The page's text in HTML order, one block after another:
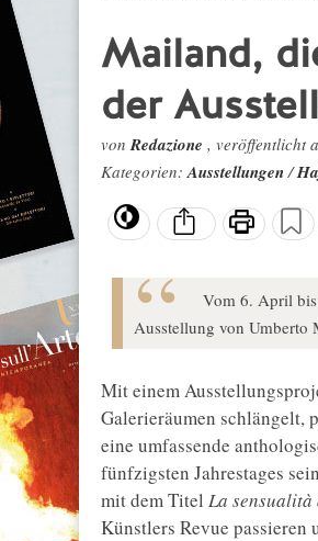
Mailand,
der
vonRedazione , veröffentlicht
Kategorien:Ausstellungen/
Vom 6. April
Ausstellung von Umberto
Mit einem
Galerieräumen schlängelt,
eine umfassende
fünfzigsten Jahrestages
mit dem Titel La
Künstlers Revue passieren